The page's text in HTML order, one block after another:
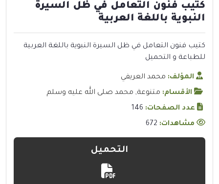
كتيب فنون التعامل في ظل السيرة
النبوية باللغة العربية
كتيب فنون التعامل في ظل السيرة النبوية باللغة العربية
للطباعة و التحميل
المؤلف: محمد العريفي
الأقسام: متنوعة, محمد صلى الله عليه وسلم
عدد الصفحات: 146
مشاهدات:
التحميل